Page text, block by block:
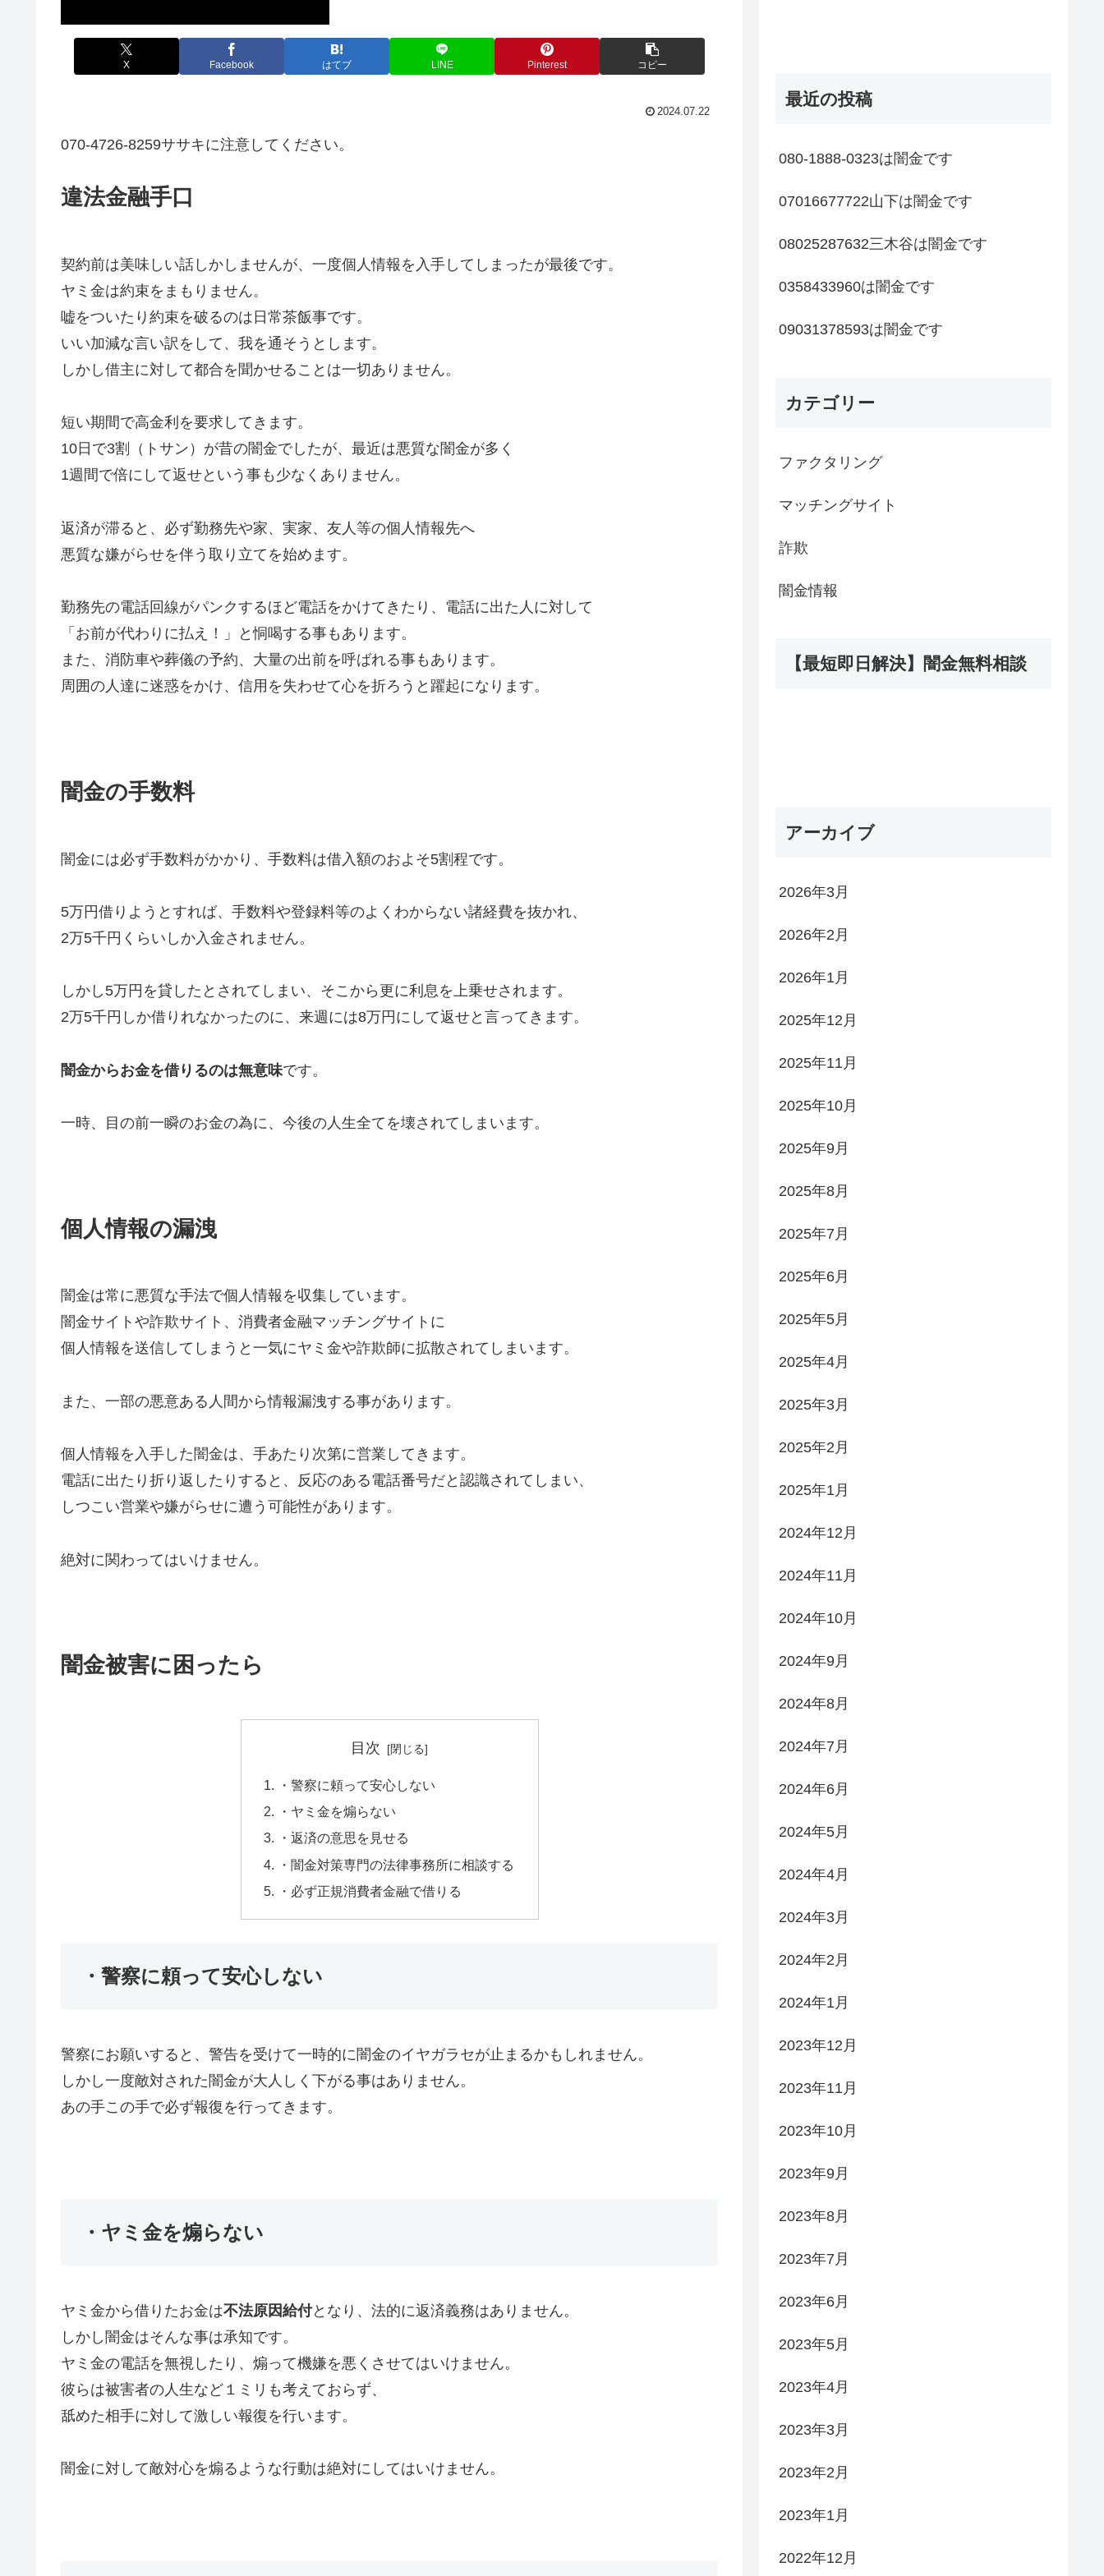
X Facebook はてブ LINE Pinterest コピー
2024.07.22
070-4726-8259ササキに注意してください。
違法金融手口
契約前は美味しい話しかしませんが、一度個人情報を入手してしまったが最後です。
ヤミ金は約束をまもりません。
嘘をついたり約束を破るのは日常茶飯事です。
いい加減な言い訳をして、我を通そうとします。
しかし借主に対して都合を聞かせることは一切ありません。
短い期間で高金利を要求してきます。
10日で3割（トサン）が昔の闇金でしたが、最近は悪質な闇金が多く
1週間で倍にして返せという事も少なくありません。
返済が滞ると、必ず勤務先や家、実家、友人等の個人情報先へ
悪質な嫌がらせを伴う取り立てを始めます。
勤務先の電話回線がパンクするほど電話をかけてきたり、電話に出た人に対して
「お前が代わりに払え！」と恫喝する事もあります。
また、消防車や葬儀の予約、大量の出前を呼ばれる事もあります。
周囲の人達に迷惑をかけ、信用を失わせて心を折ろうと躍起になります。
闇金の手数料
闇金には必ず手数料がかかり、手数料は借入額のおよそ5割程です。
5万円借りようとすれば、手数料や登録料等のよくわからない諸経費を抜かれ、
2万5千円くらいしか入金されません。
しかし5万円を貸したとされてしまい、そこから更に利息を上乗せされます。
2万5千円しか借りれなかったのに、来週には8万円にして返せと言ってきます。
闇金からお金を借りるのは無意味です。
一時、目の前一瞬のお金の為に、今後の人生全てを壊されてしまいます。
個人情報の漏洩
闇金は常に悪質な手法で個人情報を収集しています。
闇金サイトや詐欺サイト、消費者金融マッチングサイトに
個人情報を送信してしまうと一気にヤミ金や詐欺師に拡散されてしまいます。
また、一部の悪意ある人間から情報漏洩する事があります。
個人情報を入手した闇金は、手あたり次第に営業してきます。
電話に出たり折り返したりすると、反応のある電話番号だと認識されてしまい、
しつこい営業や嫌がらせに遭う可能性があります。
絶対に関わってはいけません。
闇金被害に困ったら
目次
・警察に頼って安心しない
・ヤミ金を煽らない
・返済の意思を見せる
・闇金対策専門の法律事務所に相談する
・必ず正規消費者金融で借りる
・警察に頼って安心しない
警察にお願いすると、警告を受けて一時的に闇金のイヤガラセが止まるかもしれません。
しかし一度敵対された闇金が大人しく下がる事はありません。
あの手この手で必ず報復を行ってきます。
・ヤミ金を煽らない
ヤミ金から借りたお金は不法原因給付となり、法的に返済義務はありません。
しかし闇金はそんな事は承知です。
ヤミ金の電話を無視したり、煽って機嫌を悪くさせてはいけません。
彼らは被害者の人生など１ミリも考えておらず、
舐めた相手に対して激しい報復を行います。
闇金に対して敵対心を煽るような行動は絶対にしてはいけません。
最近の投稿
080-1888-0323は闇金です
07016677722山下は闇金です
08025287632三木谷は闇金です
0358433960は闇金です
09031378593は闇金です
カテゴリー
ファクタリング
マッチングサイト
詐欺
闇金情報
【最短即日解決】闇金無料相談
アーカイブ
2026年3月
2026年2月
2026年1月
2025年12月
2025年11月
2025年10月
2025年9月
2025年8月
2025年7月
2025年6月
2025年5月
2025年4月
2025年3月
2025年2月
2025年1月
2024年12月
2024年11月
2024年10月
2024年9月
2024年8月
2024年7月
2024年6月
2024年5月
2024年4月
2024年3月
2024年2月
2024年1月
2023年12月
2023年11月
2023年10月
2023年9月
2023年8月
2023年7月
2023年6月
2023年5月
2023年4月
2023年3月
2023年2月
2023年1月
2022年12月